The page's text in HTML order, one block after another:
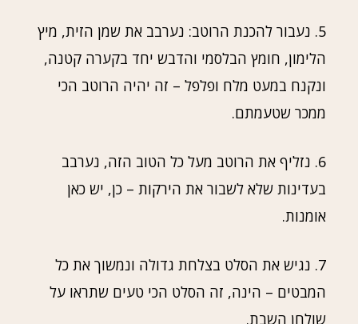
5. נעבור להכנת הרוטב: נערבב את שמן הזית, מיץ
הלימון, חומץ הבלסמי והדבש יחד בקערה קטנה,
ונקנח במעט מלח ופלפל – זה יהיה הרוטב הכי
ממכר שטעמתם.
6. נזליף את הרוטב מעל כל הטוב הזה, נערבב
בעדינות שלא לשבור את הירקות – כן, יש כאן
אומנות.
7. נגיש את הסלט בצלחת גדולה ונמשוך את כל
המבטים – הינה, זה הסלט הכי טעים שתראו על
שולחן השבת.